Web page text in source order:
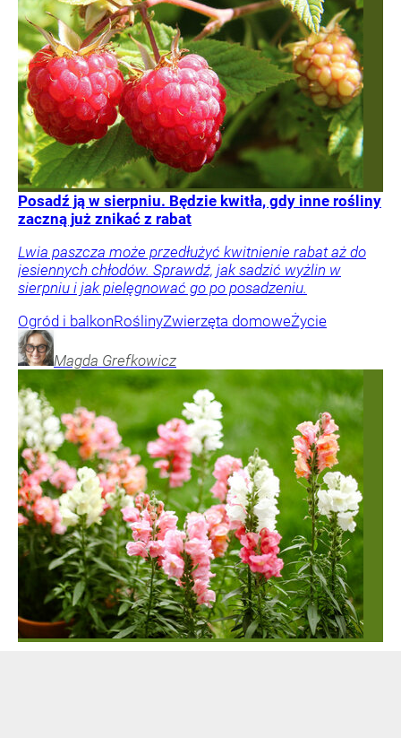
Posadź ją w sierpniu. Będzie kwitła, gdy inne rośliny
zaczną już znikać z rabat
Lwia paszcza może przedłużyć kwitnienie rabat aż do
jesiennych chłodów. Sprawdź, jak sadzić wyżlin w
sierpniu i jak pielęgnować go po posadzeniu.
Ogród i balkonRoślinyZwierzęta domoweŻycie
Magda Grefkowicz